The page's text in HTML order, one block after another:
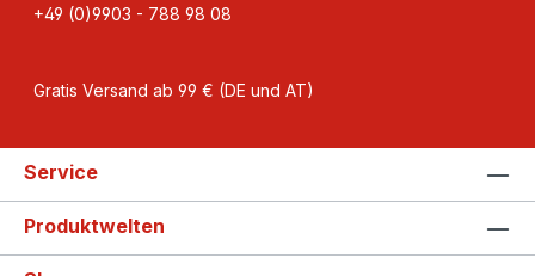
+49 (0)9903 - 788 98 08
Gratis Versand ab 99 € (DE und AT)
Service
Produktwelten